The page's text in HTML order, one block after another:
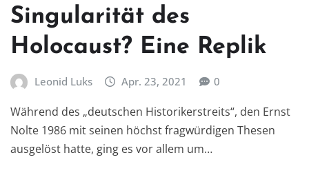
Singularität des
Holocaust? Eine Replik
Leonid Luks Apr. 23, 2021 0
Während des „deutschen Historikerstreits“, den Ernst
Nolte 1986 mit seinen höchst fragwürdigen Thesen
ausgelöst hatte, ging es vor allem um…